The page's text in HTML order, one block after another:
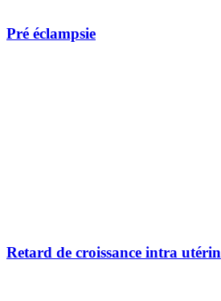
Pré éclampsie
Retard de croissance intra utérin